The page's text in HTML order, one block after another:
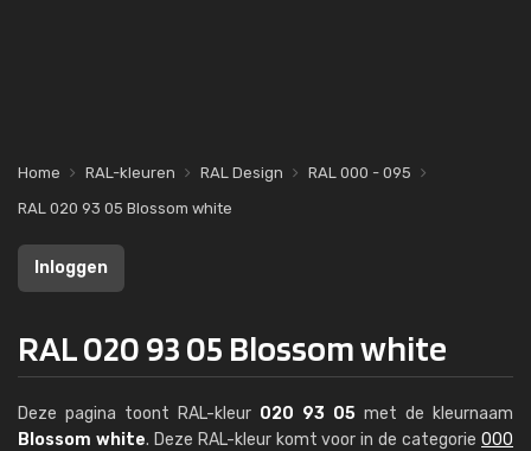
Home RAL-kleuren RAL Design
RAL 000 - 095
RAL 020 93 05 Blossom white
Inloggen
RAL 020 93 05 Blossom white
Deze pagina toont RAL-kleur 020 93 05 met de kleurnaam
Blossom white. Deze RAL-kleur komt voor in de categorie000